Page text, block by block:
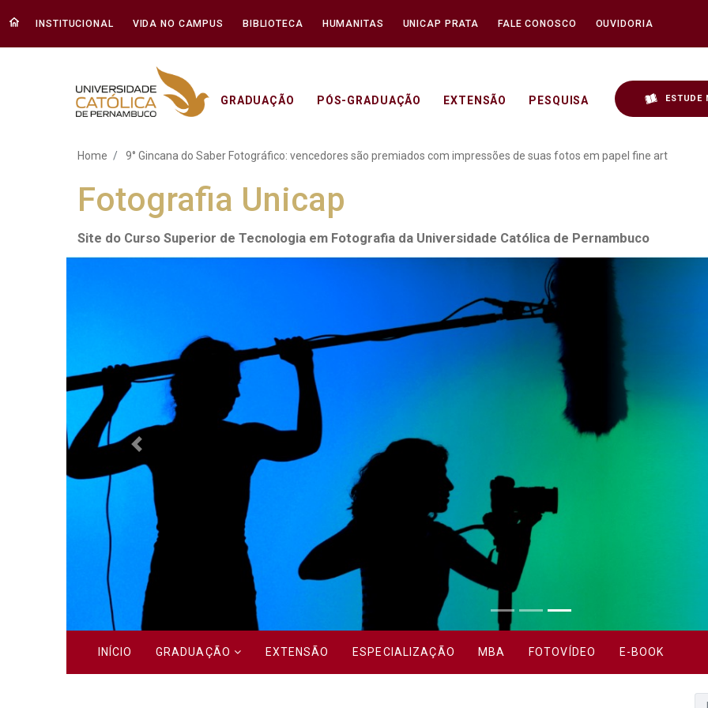
INSTITUCIONAL VIDA NO CAMPUS BIBLIOTECA HUMANITAS UNICAP PRATA FALE CONOSCO OUVIDORIA
GRADUAÇÃO PÓS-GRADUAÇÃO EXTENSÃO PESQUISA ESTUDE
9° Gincana do Saber Fotográfico: vencedores
Home 9° Gincana do Saber Fotográfico: vencedores são premiados com impressões de suas fotos em papel fine art
Fotografia Unicap
Site do Curso Superior de Tecnologia em Fotografia da Universidade Católica de Pernambuco
Previous
INÍCIO GRADUAÇÃO EXTENSÃO ESPECIALIZAÇÃO MBA FOTOVÍDEO E-BOOK